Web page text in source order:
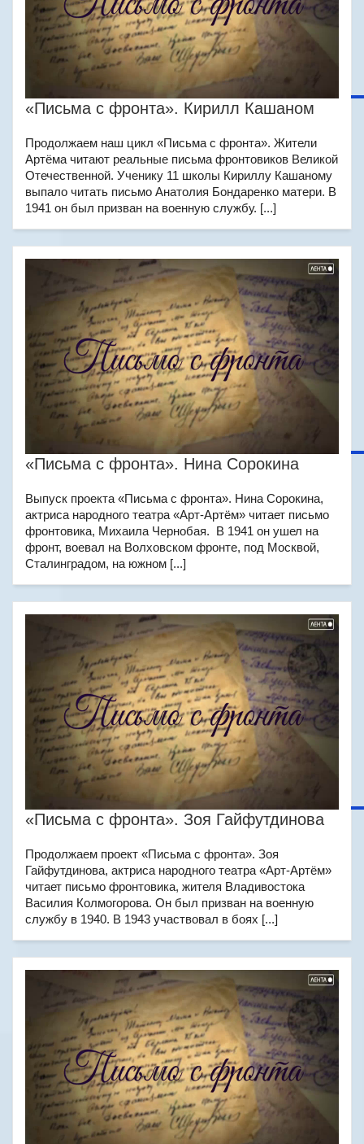
«Письма с фронта». Кирилл Кашаном
Продолжаем наш цикл «Письма с фронта». Жители
Артёма читают реальные письма фронтовиков Великой
Отечественной. Ученику 11 школы Кириллу Кашаному
выпало читать письмо Анатолия Бондаренко матери. В
1941 он был призван на военную службу. [...]
«Письма с фронта». Нина Сорокина
Выпуск проекта «Письма с фронта». Нина Сорокина,
актриса народного театра «Арт-Артём» читает письмо
фронтовика, Михаила Чернобая. В 1941 он ушел на
фронт, воевал на Волховском фронте, под Москвой,
Сталинградом, на южном [...]
«Письма с фронта». Зоя Гайфутдинова
Продолжаем проект «Письма с фронта». Зоя
Гайфутдинова, актриса народного театра «Арт-Артём»
читает письмо фронтовика, жителя Владивостока
Василия Колмогорова. Он был призван на военную
службу в 1940. В 1943 участвовал в боях [...]